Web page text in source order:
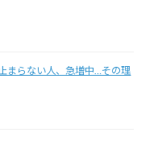
まらない人、急増中…その理